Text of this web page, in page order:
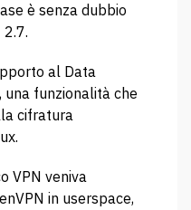
è senza dubbio
2.7.
al Data
una funzionalità che
cifratura
VPN veniva
in userspace,